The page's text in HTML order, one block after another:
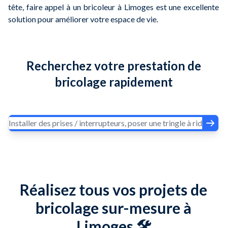
tête, faire appel à un bricoleur à Limoges est une excellente
solution pour améliorer votre espace de vie.
Recherchez votre prestation de
bricolage rapidement
Réalisez tous vos projets de
bricolage sur-mesure à